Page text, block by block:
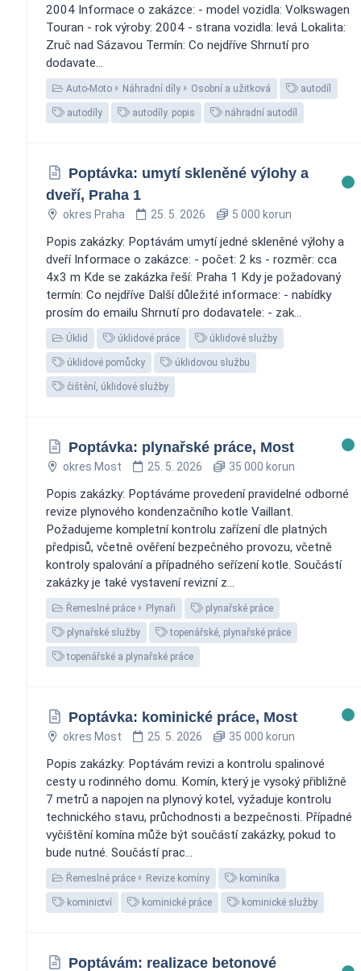
2004 Informace o zakázce: - model vozidla: Volkswagen
Touran - rok výroby: 2004 - strana vozidla: levá Lokalita:
Zruč nad Sázavou Termín: Co nejdříve Shrnutí pro
dodavate...
Auto-Moto Náhradní díly Osobní a užitková autodíl
autodíly autodíly. popis náhradní autodíl
Poptávka: umytí skleněné výlohy a
dveří, Praha 1
okres Praha 25. 5. 2026 5 000 korun
Popis zakázky: Poptávám umytí jedné skleněné výlohy a
dveří Informace o zakázce: - počet: 2 ks - rozměr: cca
4x3 m Kde se zakázka řeší: Praha 1 Kdy je požadovaný
termín: Co nejdříve Další důležité informace: - nabídky
prosím do emailu Shrnutí pro dodavatele: - zak...
Úklid úklidové práce úklidové služby
úklidové pomůcky úklidovou službu
čištění, úklidové služby
Poptávka: plynařské práce, Most
okres Most 25. 5. 2026 35 000 korun
Popis zakázky: Poptáváme provedení pravidelné odborné
revize plynového kondenzačního kotle Vaillant.
Požadujeme kompletní kontrolu zařízení dle platných
předpisů, včetně ověření bezpečného provozu, včetně
kontroly spalování a případného seřízení kotle. Součástí
zakázky je také vystavení revizní z...
Řemeslné práce Plynaři plynařské práce
plynařské služby topenářské, plynařské práce
topenářské a plynařské práce
Poptávka: kominické práce, Most
okres Most 25. 5. 2026 35 000 korun
Popis zakázky: Poptávám revizi a kontrolu spalinové
cesty u rodinného domu. Komín, který je vysoký přibližně
7 metrů a napojen na plynový kotel, vyžaduje kontrolu
technického stavu, průchodnosti a bezpečnosti. Případné
vyčištění komína může být součástí zakázky, pokud to
bude nutné. Součástí prac...
Řemeslné práce Revize komíny kominíka
kominictví kominické práce kominické služby
Poptávám: realizace betonové